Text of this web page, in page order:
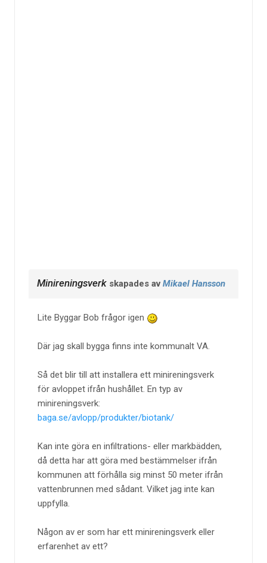
Minireningsverk skapades avMikael Hansson
Lite Byggar Bob frågor igen
Där jag skall bygga finns inte kommunalt VA.
Så det blir till att installera ett minireningsverk
för avloppet ifrån hushållet. En typ av
minireningsverk:
baga.se/avlopp/produkter/biotank/
Kan inte göra en infiltrations- eller markbädden,
då detta har att göra med bestämmelser ifrån
kommunen att förhålla sig minst 50 meter ifrån
vattenbrunnen med sådant. Vilket jag inte kan
uppfylla.
Någon av er som har ett minireningsverk eller
erfarenhet av ett?